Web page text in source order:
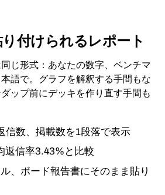
付けられるレポート
じ形式：あなたの数字、ベンチマ
語で。グラフを解釈する手間もな
ップ前にデッキを作り直す手間も
信数、掲載数を1段落で表示
返信率3.43%と比較
、ボード報告書にそのまま貼り